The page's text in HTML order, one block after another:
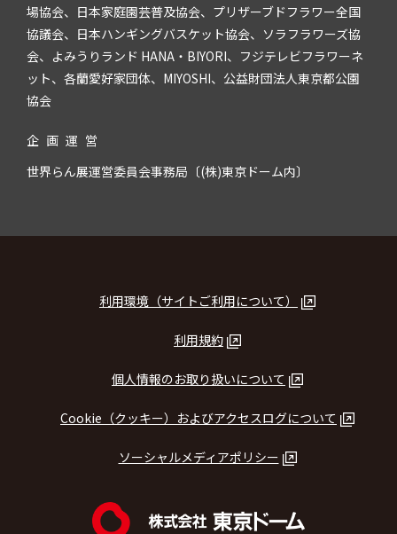
場協会、日本家庭園芸普及協会、プリザーブドフラワー全国
協議会、日本ハンギングバスケット協会、ソラフラワーズ協
会、よみうりランド HANA・BIYORI、フジテレビフラワーネ
ット、各蘭愛好家団体、MIYOSHI、公益財団法人東京都公園
協会
企 画 運 営
世界らん展運営委員会事務局〔(株)東京ドーム内〕
利用環境（サイトご利用について）
利用規約
個人情報のお取り扱いについて
Cookie（クッキー）およびアクセスログについて
ソーシャルメディアポリシー